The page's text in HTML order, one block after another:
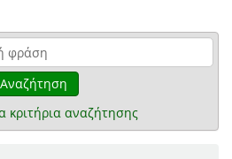
Αναζήτηση
κριτήρια αναζήτησης